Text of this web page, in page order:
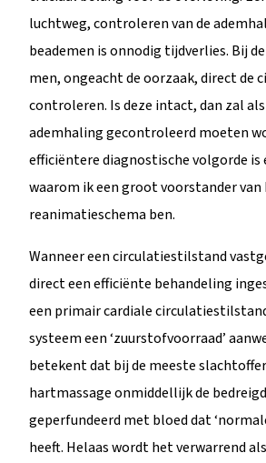
luchtweg, controleren van de
beademen is onnodig tijdverlies. Bij
men, ongeacht de oorzaak, direct de
controleren. Is deze intact, dan zal
ademhaling gecontroleerd moeten
efficiëntere diagnostische volgorde is
waarom ik een groot voorstander van
reanimatieschema ben.
Wanneer een circulatiestilstand
direct een efficiënte behandeling
een primair cardiale
systeem een ‘zuurstofvoorraad’
betekent dat bij de meeste
hartmassage onmiddellijk de
geperfundeerd met bloed dat
heeft. Helaas wordt het verwarrend